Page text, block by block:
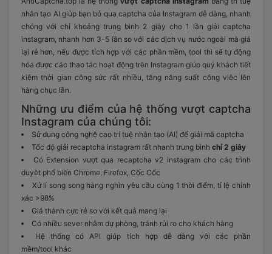
nhân tạo AI giúp bạn bỏ qua captcha của Instagram dễ dàng, nhanh
chóng với chỉ khoảng trung bình 2 giây cho 1 lần giải captcha
instagram, nhanh hơn 3-5 lần so với các dịch vụ nước ngoài mà giá
lại rẻ hơn, nếu được tích hợp với các phần mềm, tool thì sẽ tự động
hóa được các thao tác hoạt động trên Instagram giúp quý khách tiết
kiệm thời gian công sức rất nhiều, tăng năng suất công việc lên
hàng chục lần.
Những ưu điểm của hệ thống vượt captcha
Instagram của chúng tôi:
Sử dụng công nghệ cao trí tuệ nhân tạo (AI) để giải mã captcha
Tốc độ giải recaptcha instagram rất nhanh trung bình chỉ 2 giây
Có Extension vượt qua recaptcha v2 instagram cho các trình
duyệt phổ biến Chrome, Firefox, Cốc Cốc
Xử lí song song hàng nghìn yêu cầu cùng 1 thời điểm, tỉ lệ chính
xác >98%
Giá thành cực rẻ so với kết quả mang lại
Có nhiều sever nhằm dự phòng, tránh rủi ro cho khách hàng
Hệ thống có API giúp tích hợp dễ dàng với các phần
mềm/tool khác